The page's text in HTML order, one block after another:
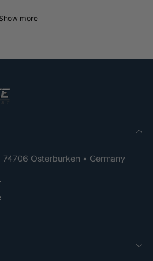
Show more
Osterburken • Germany